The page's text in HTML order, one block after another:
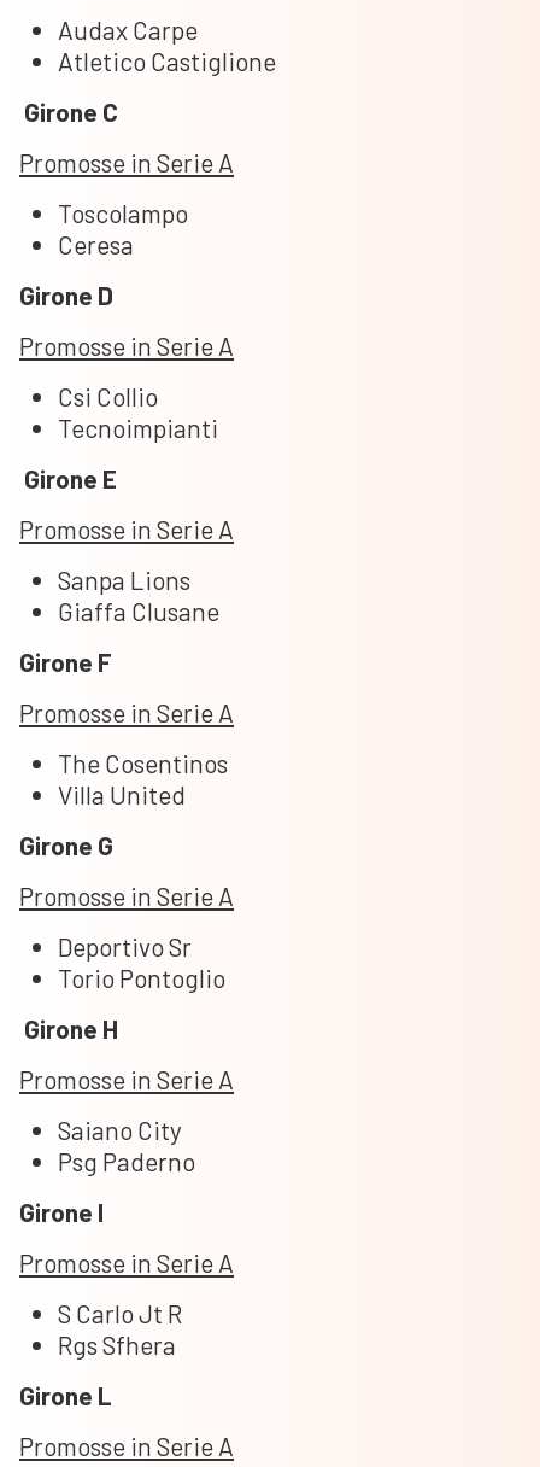
Audax Carpe
Atletico Castiglione
Girone C
Promosse in Serie A
Toscolampo
Ceresa
Girone D
Promosse in Serie A
Csi Collio
Tecnoimpianti
Girone E
Promosse in Serie A
Sanpa Lions
Giaffa Clusane
Girone F
Promosse in Serie A
The Cosentinos
Villa United
Girone G
Promosse in Serie A
Deportivo Sr
Torio Pontoglio
Girone H
Promosse in Serie A
Saiano City
Psg Paderno
Girone I
Promosse in Serie A
S Carlo Jt R
Rgs Sfhera
Girone L
Promosse in Serie A